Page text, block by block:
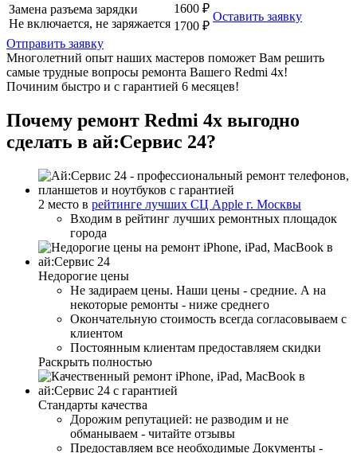
Замена разъема зарядки
Не включается, не заряжается
1600 ₽
1700 ₽
Оставить заявку
Отправить заявку
Многолетний опыт наших мастеров поможет Вам решить
самые трудные вопросы ремонта Вашего Redmi 4x!
Починим быстро и с гарантией 6 месяцев!
Почему ремонт Redmi 4x выгодно
сделать в ай:Сервис 24?
2 место в рейтинге лучших СЦ Apple г. Москвы
Входим в рейтинг лучших ремонтных площадок
города
Недорогие цены
Не задираем цены. Наши цены - средние. А на
некоторые ремонты - ниже среднего
Окончательную стоимость всегда согласовываем с
клиентом
Постоянным клиентам предоставляем скидки
Раскрыть полностью
Стандарты качества
Дорожим репутацией: не разводим и не
обманываем - читайте отзывы
Предоставляем все необходимые Документы -